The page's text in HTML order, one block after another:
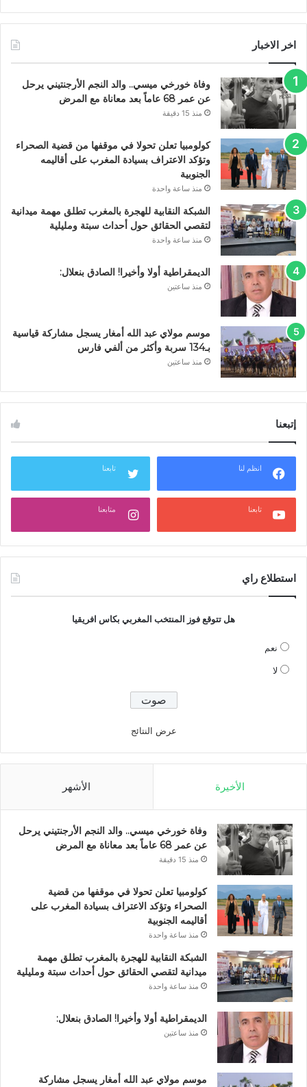
اخر الاخبار
وفاة خورخي ميسي.. والد النجم الأرجنتيني يرحل
عن عمر 68 عاماً بعد معاناة مع المرض
منذ 15 دقيقة
كولومبيا تعلن تحولا في موقفها من قضية الصحراء
وتؤكد الاعتراف بسيادة المغرب على أقاليمه
الجنوبية
منذ ساعة واحدة
الشبكة النقابية للهجرة بالمغرب تطلق مهمة ميدانية
لتقصي الحقائق حول أحداث سبتة ومليلية
منذ ساعة واحدة
الديمقراطية أولا وأخيرا! الصادق بنعلال:
منذ ساعتين
موسم مولاي عبد الله أمغار يسجل مشاركة قياسية
بـ134 سربة وأكثر من ألفي فارس
منذ ساعتين
إتبعنا
انظم لنا تابعنا
تابعنا متابعنا
استطلاع راي
هل تتوقع فوز المنتخب المغربي بكاس افريقيا
نعم
لا
عرض النتائج
الأخيرة الأشهر
وفاة خورخي ميسي.. والد النجم الأرجنتيني يرحل
عن عمر 68 عاماً بعد معاناة مع المرض
منذ 15 دقيقة
كولومبيا تعلن تحولا في موقفها من قضية
الصحراء وتؤكد الاعتراف بسيادة المغرب على
أقاليمه الجنوبية
منذ ساعة واحدة
الشبكة النقابية للهجرة بالمغرب تطلق مهمة
ميدانية لتقصي الحقائق حول أحداث سبتة ومليلية
منذ ساعة واحدة
الديمقراطية أولا وأخيرا! الصادق بنعلال:
منذ ساعتين
موسم مولاي عبد الله أمغار يسجل مشاركة